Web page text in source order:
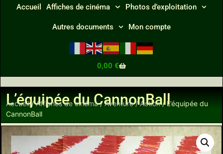
Accueil Affiches de cinéma Photos d’exploitation
Autres documents Mon compte
0,00 €
L’équipée du CannonBall
Accueil/Affiches de cinéma/Aventure / Action/ L’équipée du
CannonBall